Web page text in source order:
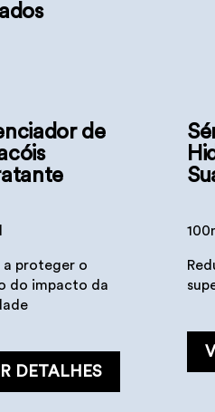
de
a proteger o
do impacto da
DETALHES